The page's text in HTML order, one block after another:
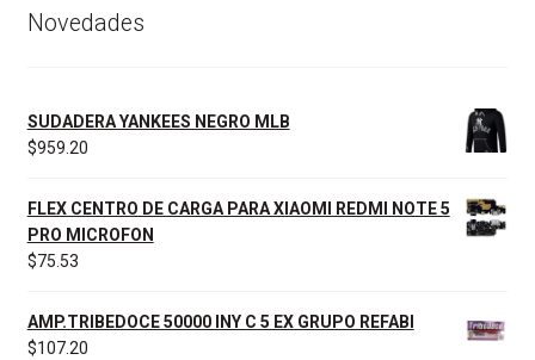
Novedades
SUDADERA YANKEES NEGRO MLB
$959.20
FLEX CENTRO DE CARGA PARA XIAOMI REDMI NOTE 5
PRO MICROFON
$75.53
AMP.TRIBEDOCE 50000 INY C 5 EX GRUPO REFABI
$107.20